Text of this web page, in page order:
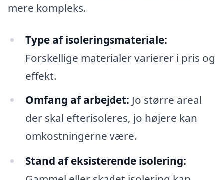
mere kompleks.
Type af isoleringsmateriale:
Forskellige materialer varierer i pris og
effekt.
Omfang af arbejdet: Jo større areal
der skal efterisoleres, jo højere kan
omkostningerne være.
Stand af eksisterende isolering: